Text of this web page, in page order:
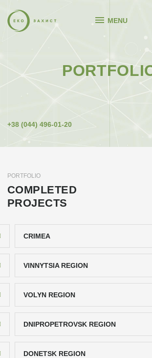
MENU
+38 (044) 496-01-20
PORTFOLIO
COMPLETED
PROJECTS
CRIMEA
VINNYTSIA REGION
VOLYN REGION
DNIPROPETROVSK REGION
DONETSK REGION